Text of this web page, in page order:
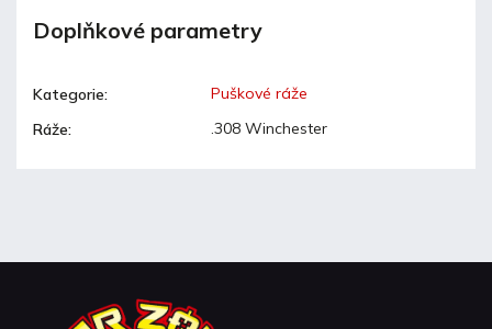
Doplňkové parametry
Kategorie:
Puškové ráže
Ráže: .308 Winchester